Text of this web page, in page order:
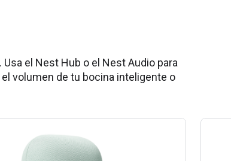
el Nest Hub o el Nest Audio para
volumen de tu bocina inteligente o